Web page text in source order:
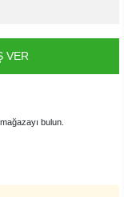
VER
bulun.